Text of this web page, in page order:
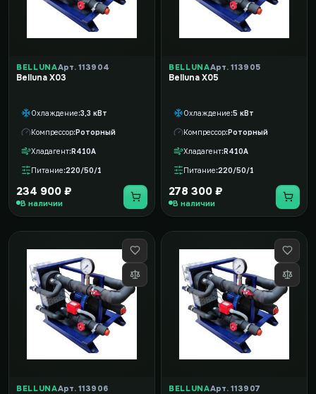
BELLUNAАрт. 113904
Belluna X03
Охлаждение 3,3 кВт
Компрессор Роторный
Хладагент R410A
Питание 220/50/1
234 900 ₽
В наличии
BELLUNAАрт. 113905
Belluna X05
Охлаждение 5 кВт
Компрессор Роторный
Хладагент R410A
Питание 220/50/1
278 300 ₽
В наличии
BELLUNAАрт. 113906 BELLUNAАрт. 113907